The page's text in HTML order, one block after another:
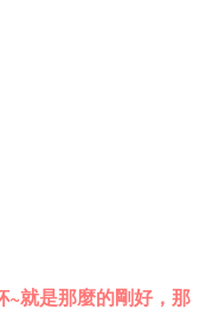
~就是那麼的剛好，那